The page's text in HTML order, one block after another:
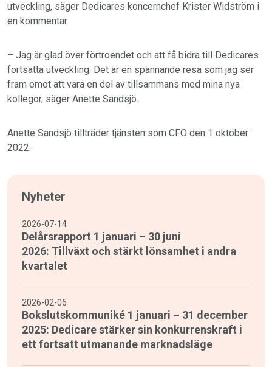
utveckling, säger Dedicares koncernchef Krister Widström i
en kommentar.
– Jag är glad över förtroendet och att få bidra till Dedicares
fortsatta utveckling. Det är en spännande resa som jag ser
fram emot att vara en del av tillsammans med mina nya
kollegor, säger Anette Sandsjö.
Anette Sandsjö tillträder tjänsten som CFO den 1 oktober
2022.
Nyheter
2026-07-14
Delårsrapport 1 januari – 30 juni
2026: Tillväxt och stärkt lönsamhet i andra
kvartalet
2026-02-06
Bokslutskommuniké 1 januari – 31 december
2025: Dedicare stärker sin konkurrenskraft i
ett fortsatt utmanande marknadsläge